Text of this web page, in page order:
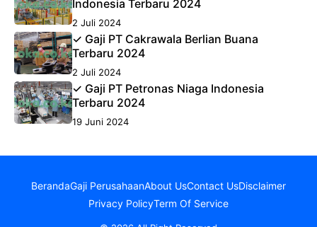
Indonesia Terbaru 2024
2 Juli 2024
✓ Gaji PT Cakrawala Berlian Buana
Terbaru 2024
2 Juli 2024
✓ Gaji PT Petronas Niaga Indonesia
Terbaru 2024
19 Juni 2024
BerandaGaji PerusahaanAbout UsContact UsDisclaimer
Privacy PolicyTerm Of Service